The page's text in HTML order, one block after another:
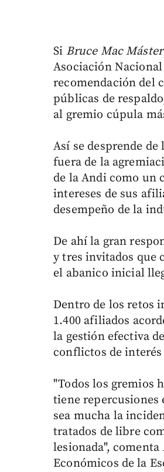
Si Bruce Mac Máster
Asociación
recomendación del
públicas de
al gremio cúpula
Así se desprende
fuera de la
de la Andi como un
intereses de sus
desempeño de la
De ahí la gran
y tres invitados que
el abanico inicial
Dentro de los retos
1.400 afiliados
la gestión efectiva
conflictos de
"Todos los gremios
tiene repercusiones
sea mucha la
tratados de libre
lesionada", comenta
Económicos de la